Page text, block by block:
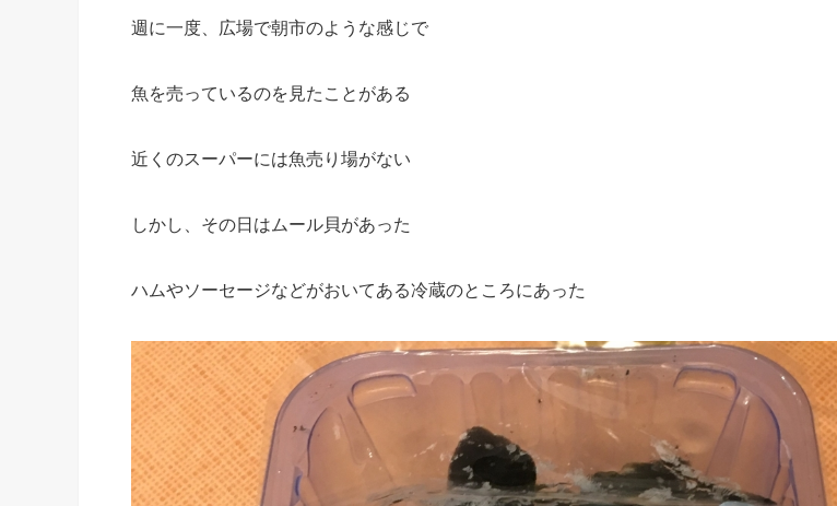
週に一度、広場で朝市のような感じで
魚を売っているのを見たことがある
近くのスーパーには魚売り場がない
しかし、その日はムール貝があった
ハムやソーセージなどがおいてある冷蔵のところにあった